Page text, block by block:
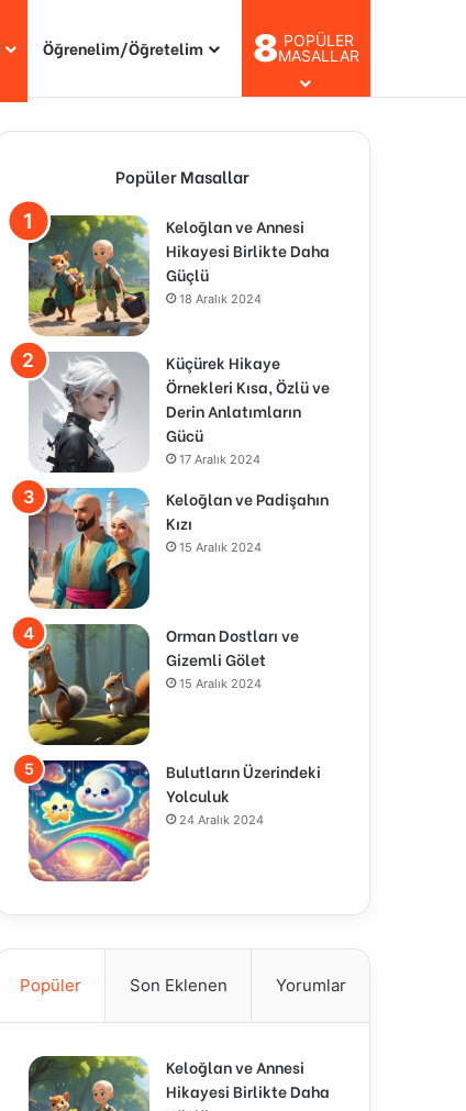
Öğrenelim/Öğretelim 8 POPÜLER
MASALLAR
Popüler Masallar
Keloğlan ve Annesi
Hikayesi Birlikte Daha
Güçlü
18 Aralık 2024
Küçürek Hikaye
Örnekleri Kısa, Özlü ve
Derin Anlatımların
Gücü
17 Aralık 2024
Keloğlan ve Padişahın
Kızı
15 Aralık 2024
Orman Dostları ve
Gizemli Gölet
15 Aralık 2024
Bulutların Üzerindeki
Yolculuk
24 Aralık 2024
Popüler Son Eklenen Yorumlar
Keloğlan ve Annesi
Hikayesi Birlikte Daha